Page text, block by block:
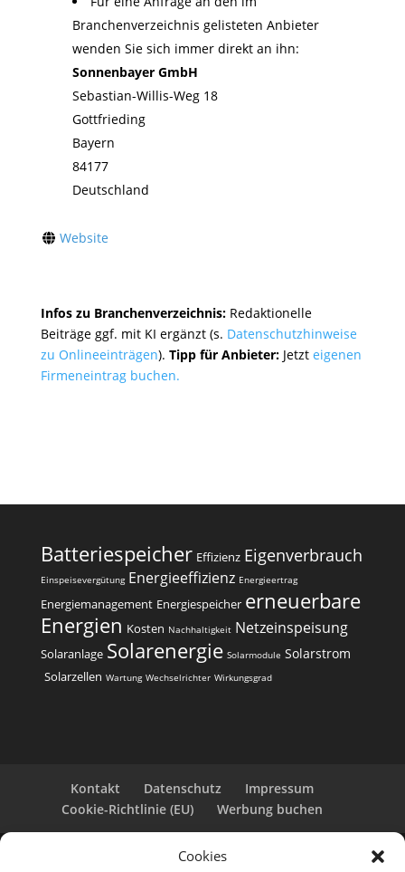
Cookies
Branchenverzeichnis gelisteten Anbieter
wenden Sie sich immer direkt an ihn:
Sonnenbayer GmbH
Sebastian-Willis-Weg 18
Gottfrieding
Bayern
84177
Deutschland
Website
Infos zu Branchenverzeichnis: Redaktionelle
Beiträge ggf. mit KI ergänzt (s. Datenschutzhinweise
zu Onlineeinträgen). Tipp für Anbieter:Jetzt eigenen
Firmeneintrag buchen.
Batteriespeicher Effizienz Eigenverbrauch
Einspeisevergütung Energieeffizienz Energieertrag
Energiemanagement Energiespeicher erneuerbare
Energien Kosten Nachhaltigkeit Netzeinspeisung
Solaranlage Solarenergie Solarmodule Solarstrom
Solarzellen Wartung Wechselrichter Wirkungsgrad
Kontakt Datenschutz
Impressum
Cookie-Richtlinie (EU)
Werbung buchen
Copyright 2025-2026 | Web24 Consulting AVO UG |